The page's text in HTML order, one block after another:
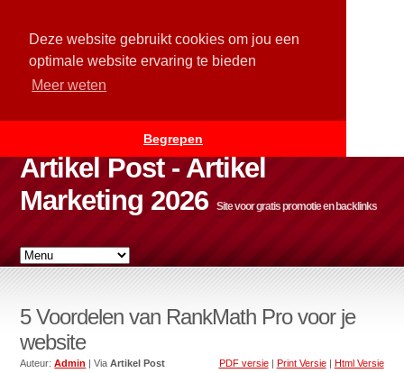
Deze website gebruikt cookies om jou een
optimale website ervaring te bieden
Meer weten
Begrepen
Artikel Post - Artikel
Marketing 2026
Site voor gratis promotie en backlinks
5 Voordelen van RankMath Pro voor je
website
PDF versie| Print Versie| Html Versie
Auteur:Admin | ViaArtikel Post